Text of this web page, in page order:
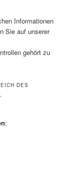
Informationen
Sie auf unserer
gehört zu
DES
: